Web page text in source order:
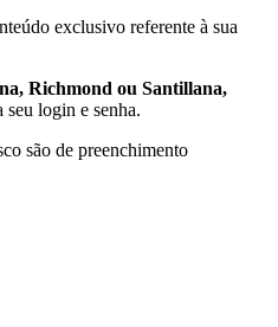
exclusivo referente à sua
Richmond ou Santillana,
login e senha.
são de preenchimento